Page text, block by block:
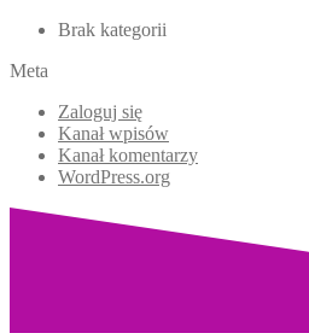
Brak kategorii
Meta
Zaloguj się
Kanał wpisów
Kanał komentarzy
WordPress.org